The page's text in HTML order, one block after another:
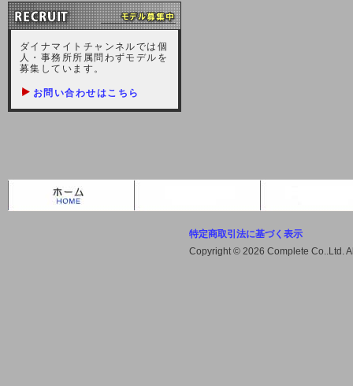
AM8：00（予定）サーバーメンテ
ナンスを致します。ご迷惑をおかけ
しますが、宜しくお願い致します。
2021-10-22 (金)
2021/10/7に起きました地震によ
不安定な状況もあります。会員様に
は、ご不便をお掛けしますが宜しく
ダイナマイトチャンネルでは個
人・事務所所属問わずモデルを
募集しています。
お問い合わせはこちら
特定商取引法に基づく表示
Copyright © 2026 Complete Co..Ltd.